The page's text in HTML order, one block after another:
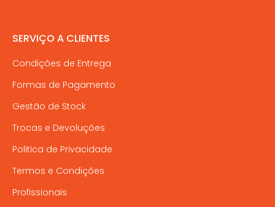
SERVIÇO A CLIENTES
Condições de Entrega
Formas de Pagamento
Gestão de Stock
Trocas e Devoluções
Politica de Privacidade
Termos e Condições
Profissionais